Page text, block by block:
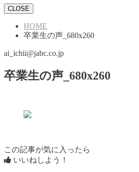
CLOSE
HOME
卒業生の声_680x260
ai_ichii@jabc.co.jp
卒業生の声_680x260
この記事が気に入ったら
いいねしよう！